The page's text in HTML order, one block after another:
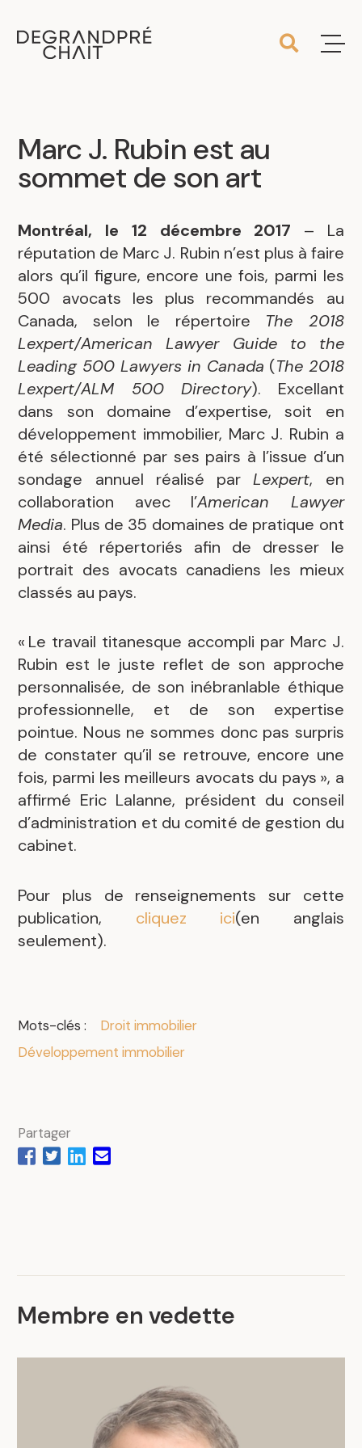
Marc J. Rubin est au
sommet de son art
Montréal, le 12 décembre 2017 – La
réputation de Marc J. Rubin n’est plus à faire
alors qu’il figure, encore une fois, parmi les
500 avocats les plus recommandés au
Canada, selon le répertoire The 2018
Lexpert/American Lawyer Guide to the
Leading 500 Lawyers in Canada (The 2018
Lexpert/ALM 500 Directory). Excellant
dans son domaine d’expertise, soit en
développement immobilier, Marc J. Rubin a
été sélectionné par ses pairs à l’issue d’un
sondage annuel réalisé parLexpert, en
collaboration avec l’American Lawyer
Media. Plus de 35 domaines de pratique ont
ainsi été répertoriés afin de dresser le
portrait des avocats canadiens les mieux
classés au pays.
« Le travail titanesque accompli par Marc J.
Rubin est le juste reflet de son approche
personnalisée, de son inébranlable éthique
professionnelle, et de son expertise
pointue. Nous ne sommes donc pas surpris
de constater qu’il se retrouve, encore une
fois, parmi les meilleurs avocats du pays », a
affirmé Eric Lalanne, président du conseil
d’administration et du comité de gestion du
cabinet.
Pour plus de renseignements sur cette
publication, cliquez ici(en anglais
seulement).
Mots-clés :
Droit immobilier
Développement immobilier
Partager
Membre en vedette